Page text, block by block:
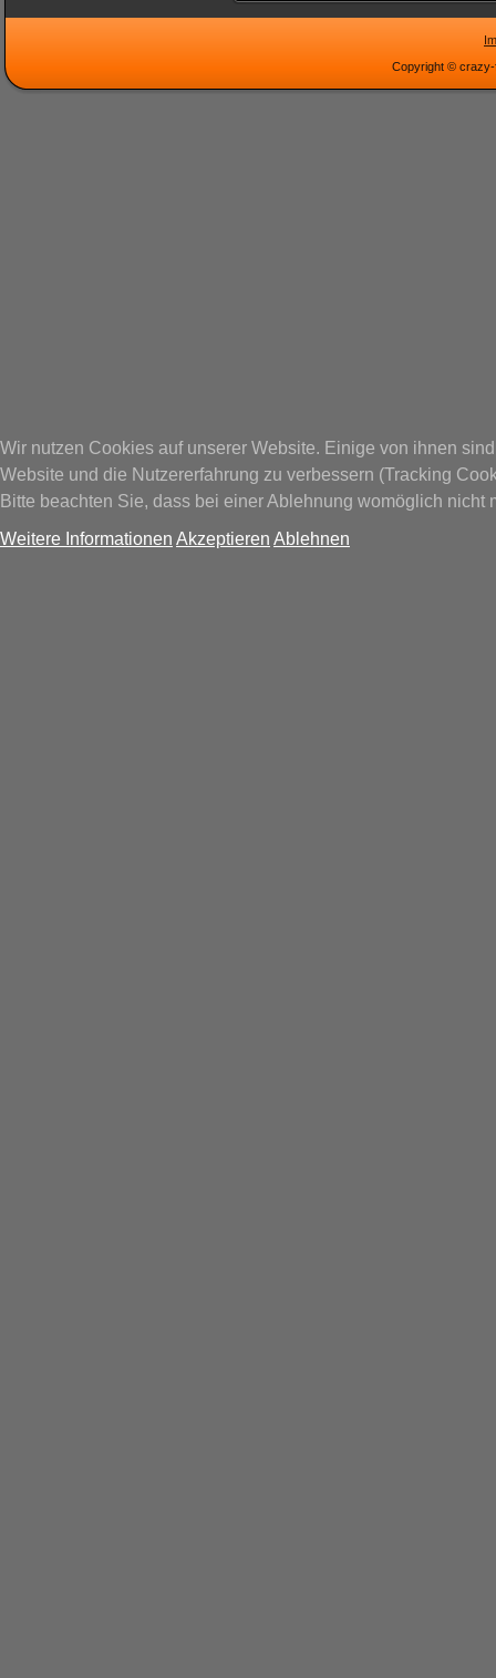
Copyright ©
Wir nutzen Cookies auf unserer Website. Einige von ihnen
Website und die Nutzererfahrung zu verbessern (Tracking
Bitte beachten Sie, dass bei einer Ablehnung womöglich
Weitere Informationen Akzeptieren Ablehnen